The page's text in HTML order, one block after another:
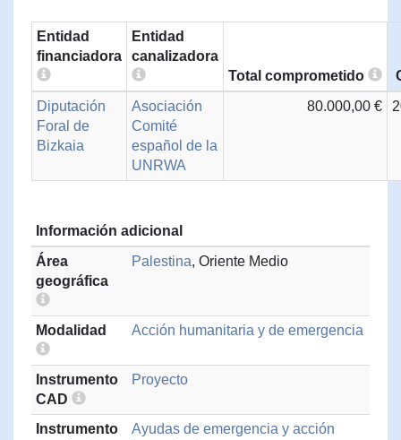
Entidad
financiadora
Entidad
canalizadora
Total comprometido
Diputación
Foral de
Bizkaia
Asociación
Comité
español de la
UNRWA
80.000,00 €
Información adicional
Área
geográfica
Palestina, Oriente Medio
Modalidad Acción humanitaria y de emergencia
Instrumento
CAD
Proyecto
Instrumento
Ayudas de emergencia y acción